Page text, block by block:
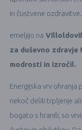
in čustvene ozdravitve.
emeljijo na
za duševno
modrosti in izročil.
Energijska vrv ohranja
nekoč delili trpljenje
bogato s hranili, so